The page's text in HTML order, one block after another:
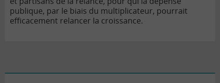
publique, par le biais du multiplicateur, pourrait
efficacement relancer la croissance.